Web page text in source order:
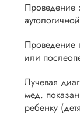
Проведение
Проведение
или
Лучевая
мед.
ребенку